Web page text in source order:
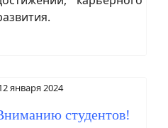
января 2024
студентов!